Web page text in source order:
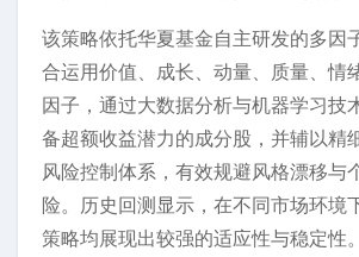
该策略依托华夏基金自主研发的多因
合运用价值、成长、动量、质量、情
因子，通过大数据分析与机器学习技
备超额收益潜力的成分股，并辅以精
风险控制体系，有效规避风格漂移与
险。历史回测显示，在不同市场环境
策略均展现出较强的适应性与稳定性。